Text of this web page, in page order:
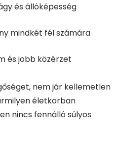
és állóképesség
mindkét fél számára
és jobb közérzet
nem jár kellemetlen
életkorban
nincs fennálló súlyos